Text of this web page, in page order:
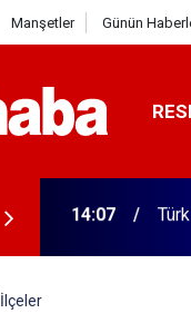
Manşetler Günün
14:03
İlçeler